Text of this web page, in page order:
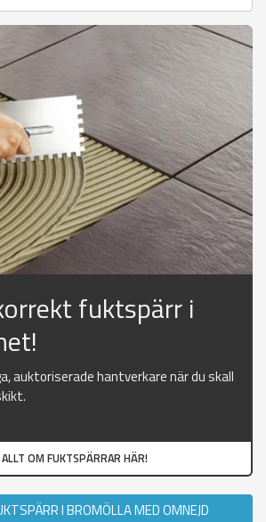
fuktspärr i
auktoriserade hantverkare när du skall
OM FUKTSPÄRRAR HÄR!
I BROMÖLLA MED OMNEJD